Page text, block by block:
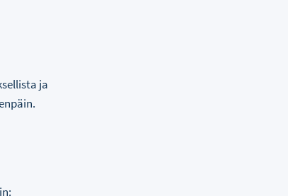
ja